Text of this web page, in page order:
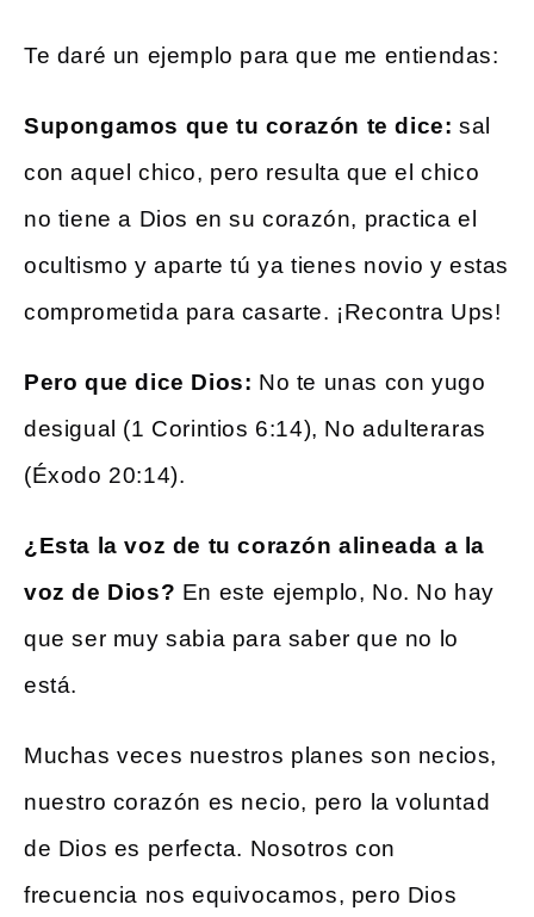
Te daré un ejemplo para que me entiendas:
Supongamos que tu corazón te dice: sal
con aquel chico, pero resulta que el chico
no tiene a Dios en su corazón, practica el
ocultismo y aparte tú ya tienes novio y estas
comprometida para casarte. ¡Recontra Ups!
Pero que dice Dios: No te unas con yugo
desigual (1 Corintios 6:14), No adulteraras
(Éxodo 20:14).
¿ Esta la voz de tu corazón alineada a la
voz de Dios? En este ejemplo, No. No hay
que ser muy sabia para saber que no lo
está.
Muchas veces nuestros planes son necios,
nuestro corazón es necio, pero la voluntad
de Dios es perfecta. Nosotros con
frecuencia nos equivocamos, pero Dios